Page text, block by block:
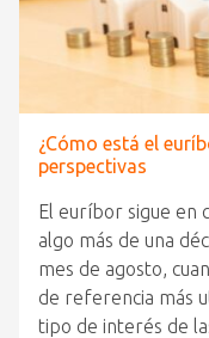
¿Cómo está el
perspectivas
El euríbor sigue en
algo más de una
mes de agosto,
de referencia más
tipo de interés de